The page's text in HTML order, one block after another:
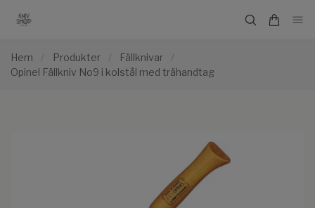
Hem / Produkter / Fällknivar
/
Opinel Fällkniv No9 i kolstål med trähandtag